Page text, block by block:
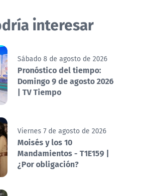
interesar
Sábado 8 de agosto de 2026
Pronóstico del tiempo:
Domingo 9 de agosto 2026
| TV Tiempo
Viernes 7 de agosto de 2026
Moisés y los 10
Mandamientos - T1E159 |
¿Por obligación?